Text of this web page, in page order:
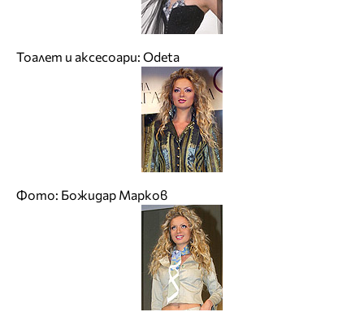
Тоалет и аксесоари: Odeta
Фото: Божидар Марков